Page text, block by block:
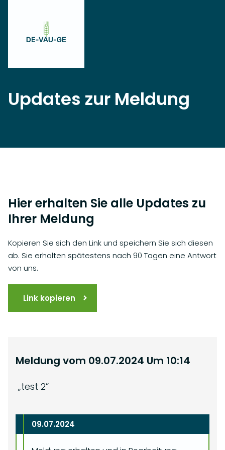
Updates zur Meldung
Hier erhalten Sie alle Updates zu
Ihrer Meldung
Kopieren Sie sich den Link und speichern Sie sich diesen
ab. Sie erhalten spätestens nach 90 Tagen eine Antwort
von uns.
Link kopieren
Meldung vom 09.07.2024 Um 10:14
„test 2”
09.07.2024